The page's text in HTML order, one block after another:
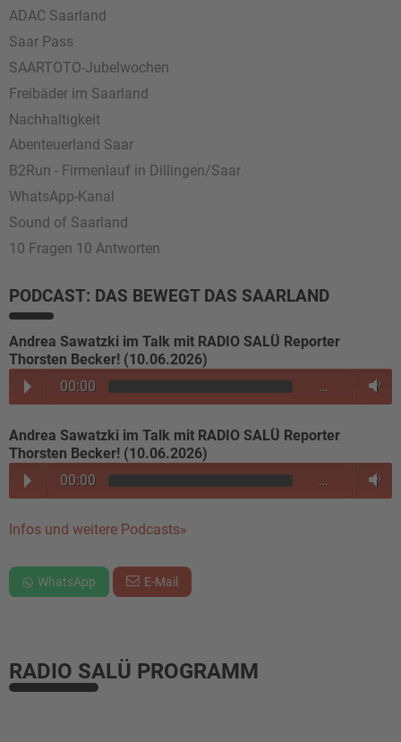
ADAC Saarland
Saar Pass
SAARTOTO-Jubelwochen
Freibäder im Saarland
Nachhaltigkeit
Abenteuerland Saar
B2Run - Firmenlauf in Dillingen/Saar
WhatsApp-Kanal
Sound of Saarland
10 Fragen 10 Antworten
PODCAST: DAS BEWEGT DAS SAARLAND
Andrea Sawatzki im Talk mit RADIO SALÜ Reporter
Thorsten Becker! (10.06.2026)
00:00
…
Andrea Sawatzki im Talk mit RADIO SALÜ Reporter
Thorsten Becker! (10.06.2026)
00:00
…
Infos und weitere Podcasts»
WhatsApp E-Mail
RADIO SALÜ PROGRAMM